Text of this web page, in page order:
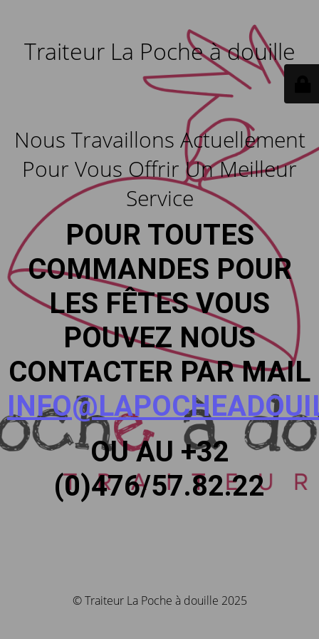
Traiteur La Poche à douille
Nous Travaillons Actuellement
Pour Vous Offrir Un Meilleur
Service
POUR TOUTES
COMMANDES POUR
LES FÊTES VOUS
POUVEZ NOUS
CONTACTER PAR MAIL
OU AU +32
(0)476/57.82.22
© Traiteur La Poche à douille 2025